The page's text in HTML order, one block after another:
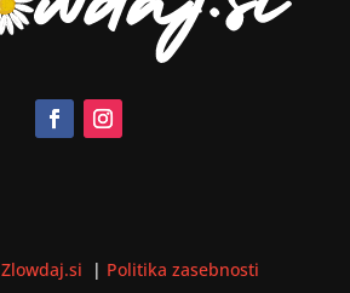
Zlowdaj.si | Politika zasebnosti